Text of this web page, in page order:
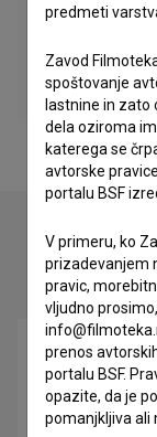
predmeti
Zavod
spoštovanje
lastnine in zato
dela oziroma
katerega se
avtorske
portalu BSF
V primeru, ko
prizadevanjem
pravic,
vljudno
prenos
portalu BSF.
opazite, da je
pomanjkljiva ali